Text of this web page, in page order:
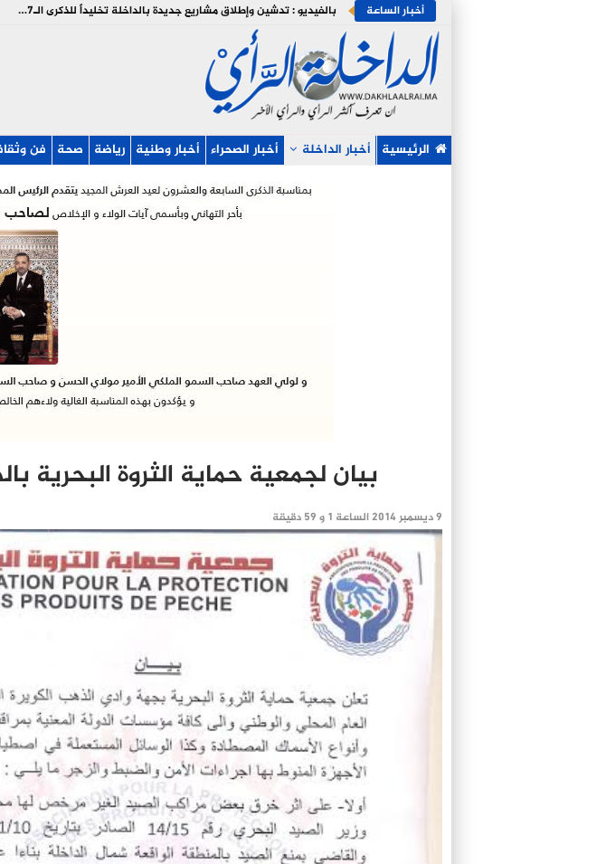
أخبار الساعة بالفيديو : تدشين وإطلاق مشاريع جديدة بالداخلة تخليداً للذكرى الـ27 لعيد العرش
الرئيسية أخبار الداخلة أخبار الصحراء أخبار وطنية رياضة صحة فن
بيان لجمعية حماية الثروة البحرية
9 ديسمبر 2014 الساعة 1 و 59 دقيقة